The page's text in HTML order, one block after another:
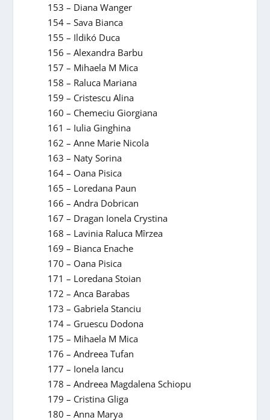
153 – Diana Wanger
154 – Sava Bianca
155 – Ildikó Duca
156 – Alexandra Barbu
157 – Mihaela M Mica
158 – Raluca Mariana
159 – Cristescu Alina
160 – Chemeciu Giorgiana
161 – Iulia Ginghina
162 – Anne Marie Nicola
163 – Naty Sorina
164 – Oana Pisica
165 – Loredana Paun
166 – Andra Dobrican
167 – Dragan Ionela Crystina
168 – Lavinia Raluca Mîrzea
169 – Bianca Enache
170 – Oana Pisica
171 – Loredana Stoian
172 – Anca Barabas
173 – Gabriela Stanciu
174 – Gruescu Dodona
175 – Mihaela M Mica
176 – Andreea Tufan
177 – Ionela Iancu
178 – Andreea Magdalena Schiopu
179 – Cristina Gliga
180 – Anna Marya